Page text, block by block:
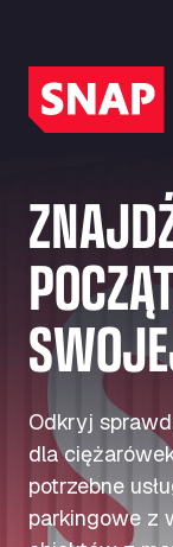
Odkryj
dla
potrzebne
parkingowe z